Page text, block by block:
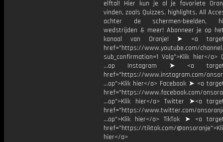
elftal! Hier kun je al je favoriete
vinden, zoals Quizzes, highlights, All
achter de schermen-beelden,
wedstrijden & meer! Abonneer je op
kanaal van Oranje! ➤ <a
href="https://www.youtube.com/channel/
sub_confirmation=1 Volg">Klik hier</a>
...op Instagram ➤ <a
href="https://www.instagram.com/
...op">Klik hier</a> Facebook ➤ <a
href="https://www.facebook.com/
...op">Klik hier</a> Twitter ➤<a
href="https://www.twitter.com/
...op">Klik hier</a> TikTok ➤ <a
href="https://tiktok.com/
hier</a>